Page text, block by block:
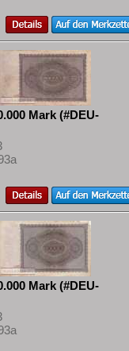
Mark (#DEU-
Mark (#DEU-